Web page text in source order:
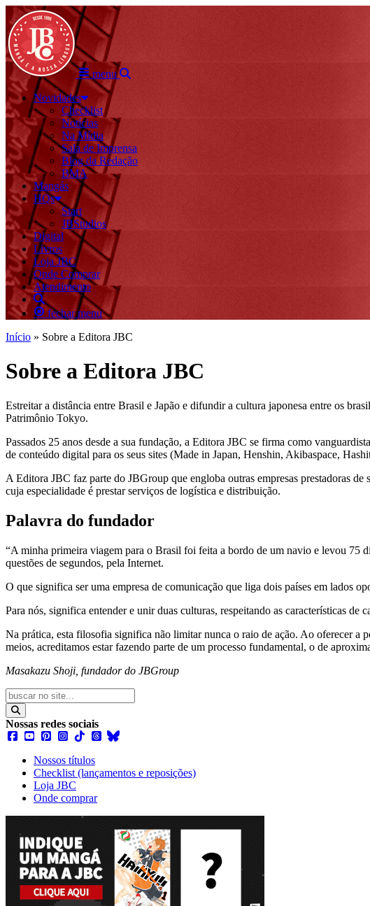
menu
Novidades
Checklist
Notícias
Na Mídia
Sala de Imprensa
Blog da Redação
BMA
Mangás
HQs
Start
JBStudios
Digital
Livros
Loja JBC
Onde Comprar
Atendimento
fechar menu
Início » Sobre a Editora JBC
Sobre a Editora JBC
Estreitar a distância entre Brasil e Japão e difundir a cultura japonesa entre os
Patrimônio Tokyo.
Passados 25 anos desde a sua fundação, a Editora JBC se firma como
de conteúdo digital para os seus sites (Made in Japan, Henshin, Akibaspace,
A Editora JBC faz parte do JBGroup que engloba outras empresas prestadoras
cuja especialidade é prestar serviços de logística e distribuição.
Palavra do fundador
“A minha primeira viagem para o Brasil foi feita a bordo de um navio e levou 75
questões de segundos, pela Internet.
O que significa ser uma empresa de comunicação que liga dois países em lados
Para nós, significa entender e unir duas culturas, respeitando as características
Na prática, esta filosofia significa não limitar nunca o raio de ação. Ao oferecer a
meios, acreditamos estar fazendo parte de um processo fundamental, o de
Masakazu Shoji, fundador do JBGroup
Nossas redes sociais
Nossos títulos
Checklist (lançamentos e reposições)
Loja JBC
Onde comprar